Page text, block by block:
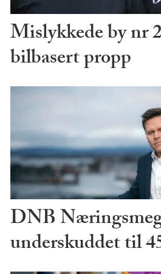
Mislykkede by nr
bilbasert propp
DNB
underskuddet til